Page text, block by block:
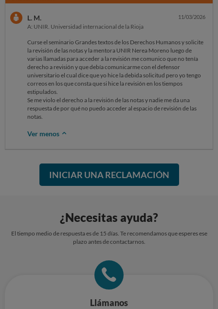
L. M.
A: UNIR. Universidad internacional de la Rioja
11/03/2026
Curse el seminario Grandes textos de los Derechos Humanos y solicite
la revisión de las notas y la mentora UNIR Nerea Moreno luego de
varias llamadas para acceder a la revisión me comunico que no tenía
derecho a revisión y que debía comunicarme con el defensor
universitario el cual dice que yo hice la debida solicitud pero yo tengo
correos en los que consta que si hice la revisión en los tiempos
estipulados.
Se me violo el derecho a la revisión de las notas y nadie me da una
respuesta de por qué no puedo acceder al espacio de revisión de las
notas.
Ver menos
INICIAR UNA RECLAMACIÓN
¿Necesitas ayuda?
El tiempo medio de respuesta es de 15 días. Te recomendamos que esperes ese
plazo antes de contactarnos.
Llámanos